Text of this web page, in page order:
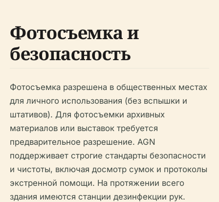
Фотосъемка и
безопасность
Фотосъемка разрешена в общественных местах
для личного использования (без вспышки и
штативов). Для фотосъемки архивных
материалов или выставок требуется
предварительное разрешение. AGN
поддерживает строгие стандарты безопасности
и чистоты, включая досмотр сумок и протоколы
экстренной помощи. На протяжении всего
здания имеются станции дезинфекции рук.